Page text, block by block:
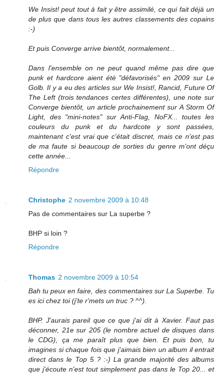
We Insist! peut tout à fait y être assimilé, ce qui fait déjà un
de plus que dans tous les autres classements des copains
:-)
Et puis Converge arrive bientôt, normalement...
Dans l'ensemble on ne peut quand même pas dire que
punk et hardcore aient été "défavorisés" en 2009 sur Le
Golb. Il y a eu des articles sur We Insist!, Rancid, Future Of
The Left (trois tendances certes différentes), une note sur
Converge bientôt, un article prochainement sur A Storm Of
Light, des "mini-notes" sur Anti-Flag, NoFX... toutes les
couleurs du punk et du hardcote y sont passées,
maintenant c'est vrai que c'était discret, mais ce n'est pas
de ma faute si beaucoup de sorties du genre m'ont déçu
cette année...
Répondre
Christophe 2 novembre 2009 à 10:48
Pas de commentaires sur La superbe ?
BHP si loin ?
Répondre
Thomas 2 novembre 2009 à 10:54
Bah tu peux en faire, des commentaires sur La Superbe. Tu
es ici chez toi (j'te r'mets un truc ? ^^).
BHP. J'aurais pareil que ce que j'ai dit à Xavier. Faut pas
déconner, 21e sur 205 (le nombre actuel de disques dans
le CDG), ça me paraît plus que bien. Et puis bon, tu
imagines si chaque fois que j'aimais bien un album il entrait
direct dans le Top 5 ? :-) La grande majorité des albums
que j'écoute n'est tout simplement pas dans le Top 20... et